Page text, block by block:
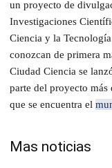
un proyecto de
Investigaciones
Ciencia y la
conozcan de primera
Ciudad Ciencia se
parte del proyecto más
que se encuentra el
Mas noticias